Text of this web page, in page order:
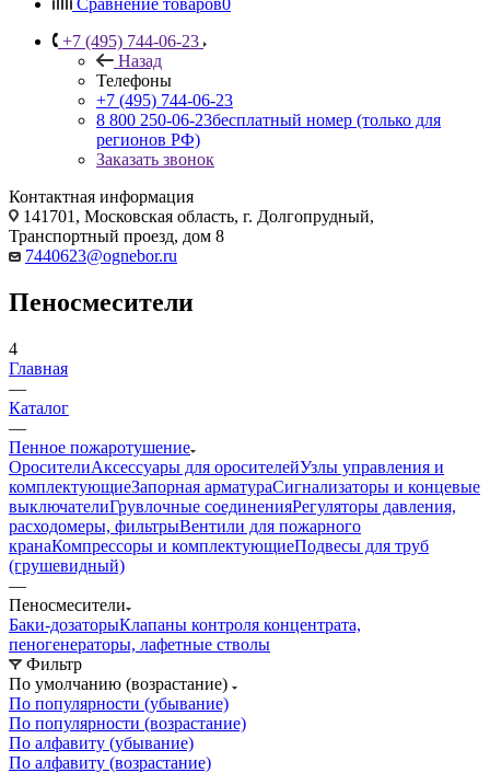
Сравнение товаров0
+7 (495) 744-06-23
Назад
Телефоны
+7 (495) 744-06-23
8 800 250-06-23бесплатный номер (только для
регионов РФ)
Заказать звонок
Контактная информация
141701, Московская область, г. Долгопрудный,
Транспортный проезд, дом 8
7440623@ognebor.ru
Пеносмесители
4
Главная
—
Каталог
—
Пенное пожаротушение
ОросителиАксессуары для оросителейУзлы управления и
комплектующиеЗапорная арматураСигнализаторы и концевые
выключателиГрувлочные соединенияРегуляторы давления,
расходомеры, фильтрыВентили для пожарного
кранаКомпрессоры и комплектующиеПодвесы для труб
(грушевидный)
—
Пеносмесители
Баки-дозаторыКлапаны контроля концентрата,
пеногенераторы, лафетные стволы
Фильтр
По умолчанию (возрастание)
По популярности (убывание)
По популярности (возрастание)
По алфавиту (убывание)
По алфавиту (возрастание)